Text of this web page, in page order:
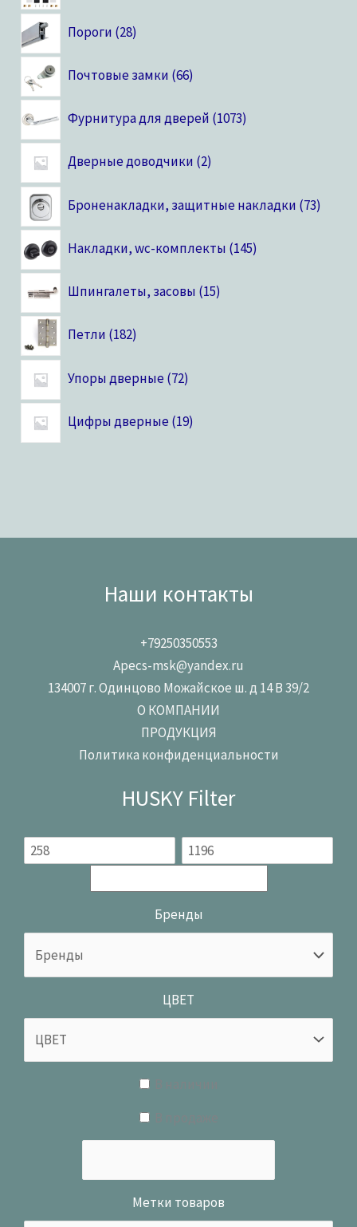
Пороги 28
Почтовые замки 66
Фурнитура для дверей 1073
Дверные доводчики 2
Броненакладки, защитные накладки 73
Накладки, wc-комплекты 145
Шпингалеты, засовы 15
Петли 182
Упоры дверные 72
Цифры дверные 19
Наши контакты
+79250350553
Apecs-msk@yandex.ru
134007 г. Одинцово Можайское ш. д 14 В 39/2
О КОМПАНИИ
ПРОДУКЦИЯ
Политика конфиденциальности
HUSKY Filter
Бренды
ЦВЕТ
Метки товаров